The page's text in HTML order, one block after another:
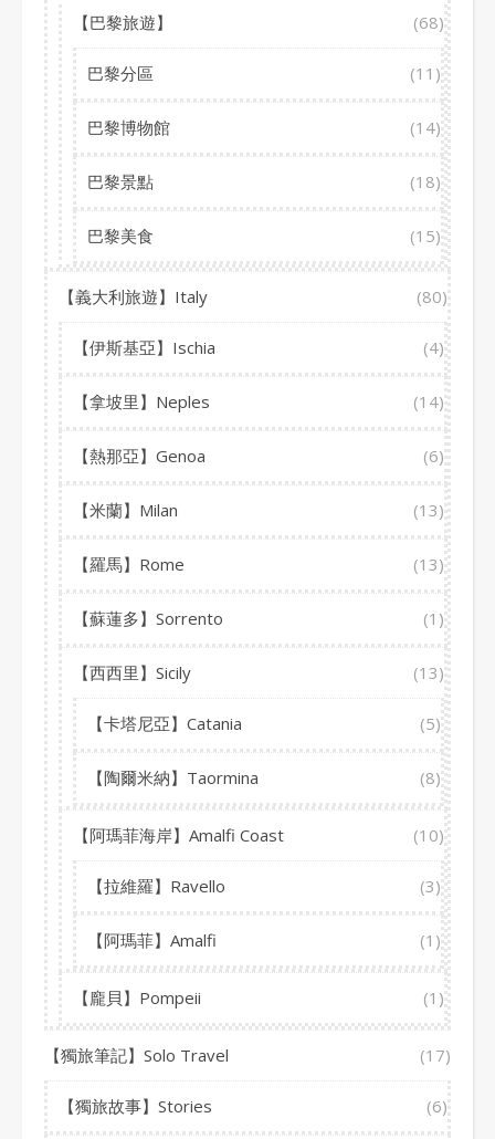
【巴黎旅遊】 (68)
巴黎分區 (11)
巴黎博物館 (14)
巴黎景點 (18)
巴黎美食 (15)
【義大利旅遊】Italy (80)
【伊斯基亞】Ischia (4)
【拿坡里】Neples (14)
【熱那亞】Genoa (6)
【米蘭】Milan (13)
【羅馬】Rome (13)
【蘇蓮多】Sorrento (1)
【西西里】Sicily (13)
【卡塔尼亞】Catania (5)
【陶爾米納】Taormina (8)
【阿瑪菲海岸】Amalfi Coast (10)
【拉維羅】Ravello (3)
【阿瑪菲】Amalfi (1)
【龐貝】Pompeii (1)
【獨旅筆記】Solo Travel (17)
【獨旅故事】Stories (6)